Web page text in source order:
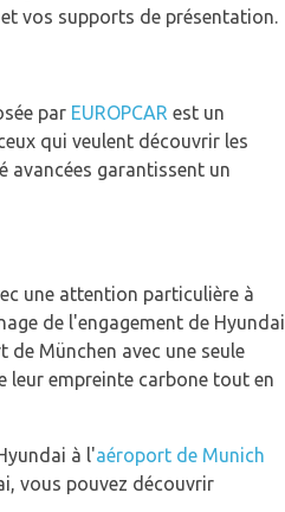
vos supports de présentation.
par EUROPCAR est un
qui veulent découvrir les
avancées garantissent un
une attention particulière à
de l'engagement de Hyundai
München avec une seule
empreinte carbone tout en
à l'aéroport de Munich
vous pouvez découvrir